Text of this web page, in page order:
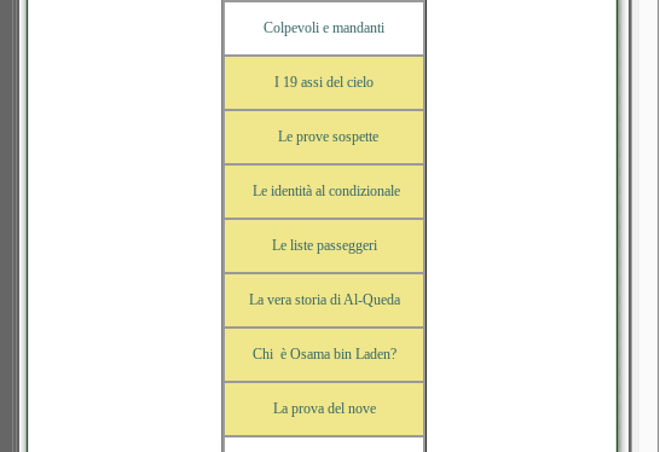
Colpevoli e mandanti
I 19 assi del cielo
Le prove sospette
Le identità al condizionale
Le liste passeggeri
La vera storia di Al-Queda
Chi è Osama bin Laden?
La prova del nove